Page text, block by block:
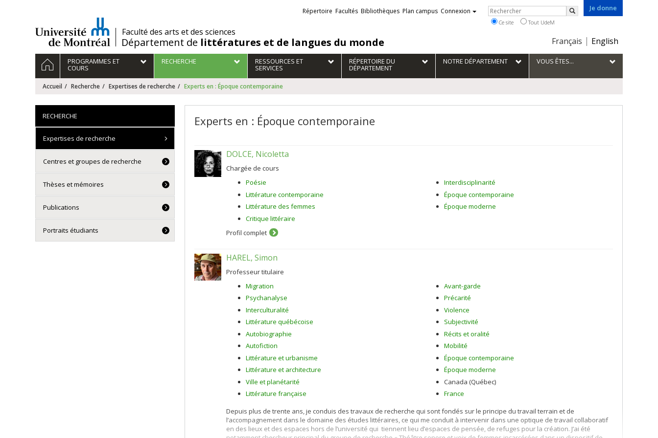
/Faculté des arts et des sciences
Département de littératures et de langues du monde
Je donne
Choix
la
langue
Français English
Liens
externes
Répertoire Facultés Bibliothèques Plan campus Connexion Rechercher
Rechercher
Ce site Tout UdeM
Navigation
principale
ACCUEILPROGRAMMES ET
COURS
RECHERCHE RESSOURCES ET
SERVICES
RÉPERTOIRE DU
DÉPARTEMENT
NOTRE DÉPARTEMENT VOUS ÊTES...
Accueil Recherche Expertises de recherche Experts en : Époque contemporaine
Experts en : Époque contemporaine
DOLCE, Nicoletta
Chargée de cours
Poésie
Littérature contemporaine
Littérature des femmes
Critique littéraire
Interdisciplinarité
Époque contemporaine
Époque moderne
Profil complet
HAREL, Simon
Professeur titulaire
Migration
Psychanalyse
Interculturalité
Littérature québécoise
Autobiographie
Autofiction
Littérature et urbanisme
Littérature et architecture
Ville et planétarité
Littérature française
Avant-garde
Précarité
Violence
Subjectivité
Récits et oralité
Mobilité
Époque contemporaine
Époque moderne
Canada (Québec)
France
Depuis plus de trente ans, je conduis des travaux de recherche qui sont fondés sur le principe du travail terrain et de
l’accompagnement dans le domaine des études littéraires, ce qui me conduit à intervenir dans une optique de travail collaboratif
en des lieux et des espaces hors de l’université qui tiennent lieu d’espaces de pensée, de refuges pour la création. J’ai été
RECHERCHE
Expertises de recherche
Centres et groupes de recherche
Thèses et mémoires
Publications
Portraits étudiants